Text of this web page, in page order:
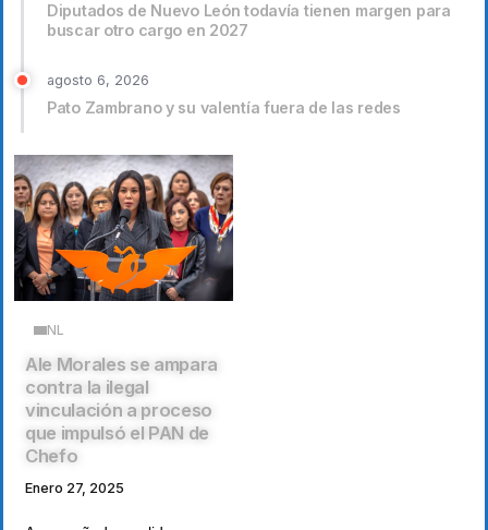
Diputados de Nuevo León todavía tienen margen para
buscar otro cargo en 2027
agosto 6, 2026
Pato Zambrano y su valentía fuera de las redes
NL
Ale Morales se ampara
contra la ilegal
vinculación a proceso
que impulsó el PAN de
Chefo
Enero 27, 2025